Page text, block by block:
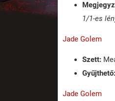
1/1-es
Jade Golem
Szett:
Gyűjthető:
Jade Golem